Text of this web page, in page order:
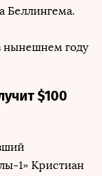
Беллингема.
нынешнем году
$100
1» Кристиан